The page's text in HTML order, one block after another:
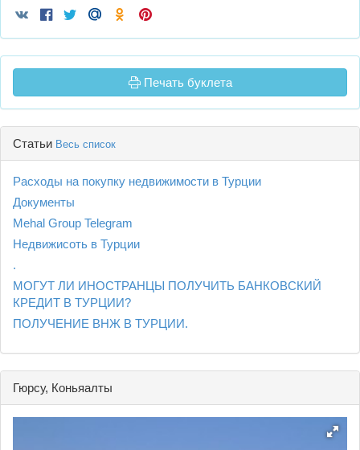
Печать буклета
Статьи Весь список
Расходы на покупку недвижимости в Турции
Документы
Mehal Group Telegram
Недвижисоть в Турции
.
МОГУТ ЛИ ИНОСТРАНЦЫ ПОЛУЧИТЬ БАНКОВСКИЙ
КРЕДИТ В ТУРЦИИ?
ПОЛУЧЕНИЕ ВНЖ В ТУРЦИИ.
Гюрсу, Коньяалты